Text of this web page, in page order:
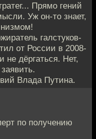
Прямо гений
Уж он-то знает,
галстуков-
от России в 2008-
не дёргаться. Нет,
Влада Путина.
по получению